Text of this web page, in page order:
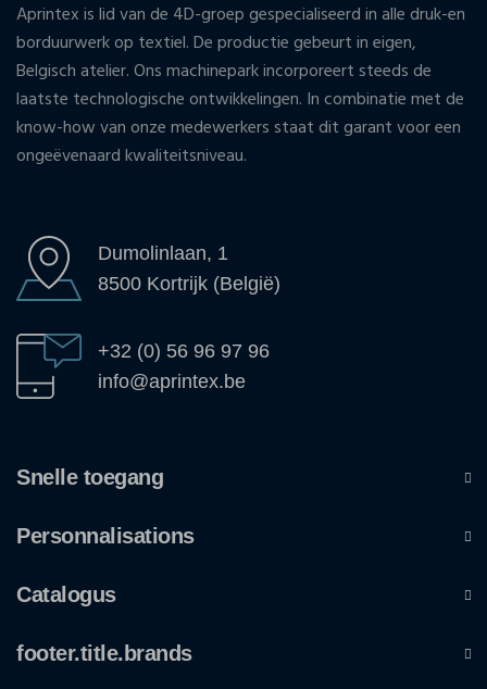
Aprintex is lid van de 4D-groep gespecialiseerd in alle druk-en
borduurwerk op textiel. De productie gebeurt in eigen,
Belgisch atelier. Ons machinepark incorporeert steeds de
laatste technologische ontwikkelingen. In combinatie met de
know-how van onze medewerkers staat dit garant voor een
ongeëvenaard kwaliteitsniveau.
Dumolinlaan, 1
8500 Kortrijk (België)
+32 (0) 56 96 97 96
info@aprintex.be
Snelle toegang
Personnalisations
Catalogus
footer.title.brands